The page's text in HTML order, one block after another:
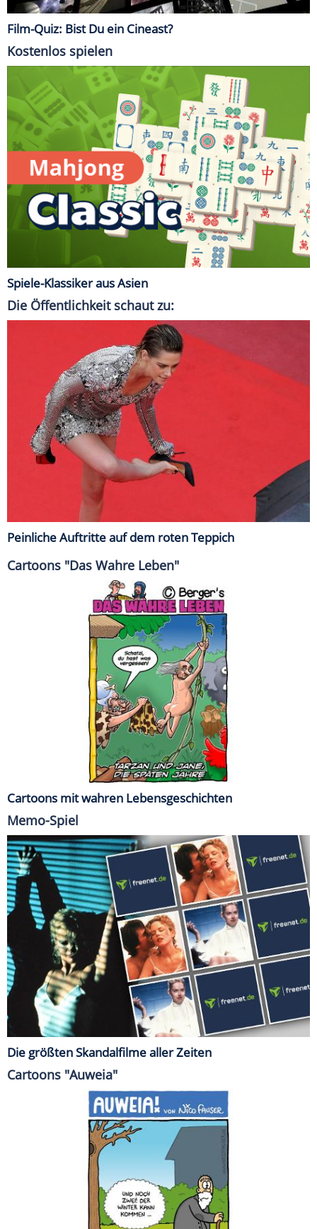
Film-Quiz: Bist Du ein Cineast?
Kostenlos spielen
Spiele-Klassiker aus Asien
Die Öffentlichkeit schaut zu:
Peinliche Auftritte auf dem roten Teppich
Cartoons "Das Wahre Leben"
Cartoons mit wahren Lebensgeschichten
Memo-Spiel
Die größten Skandalfilme aller Zeiten
Cartoons "Auweia"